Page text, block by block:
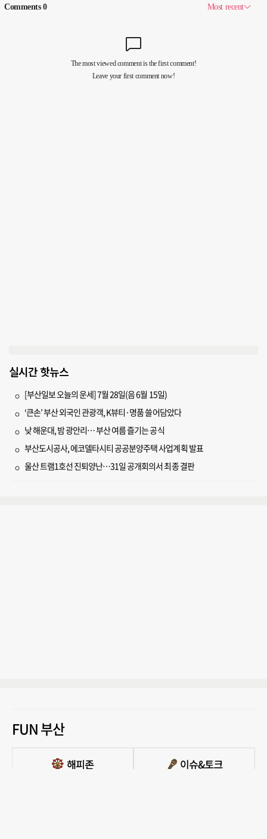
실시간 핫뉴스
[부산일보 오늘의 운세] 7월 28일(음 6월 15일)
‘큰손’ 부산 외국인 관광객, K뷰티·명품 쓸어담았다
낮 해운대, 밤 광안리… 부산 여름 즐기는 공식
부산도시공사, 에코델타시티 공공분양주택 사업계획 발표
울산 트램1호선 진퇴양난…31일 공개회의서 최종 결판
FUN 부산